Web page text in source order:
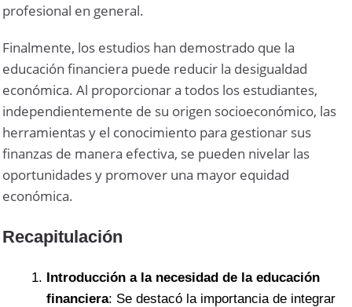
profesional en general.
Finalmente, los estudios han demostrado que la
educación financiera puede reducir la desigualdad
económica. Al proporcionar a todos los estudiantes,
independientemente de su origen socioeconómico, las
herramientas y el conocimiento para gestionar sus
finanzas de manera efectiva, se pueden nivelar las
oportunidades y promover una mayor equidad
económica.
Recapitulación
Introducción a la necesidad de la educación
financiera: Se destacó la importancia de integrar